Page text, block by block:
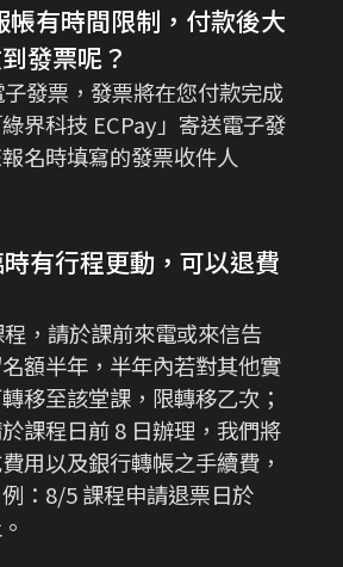
帳有時間限制，付款後大
發票呢？
發票，發票將在您付款完成
界科技 ECPay」寄送電子發
名時填寫的發票收件人
有行程更動，可以退費
，請於課前來電或來信告
額半年，半年內若對其他實
移至該堂課，限轉移乙次；
課程日前 8 日辦理，我們將
用以及銀行轉帳之手續費，
：8/5 課程申請退票日於